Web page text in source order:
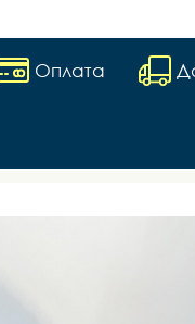
Оплата